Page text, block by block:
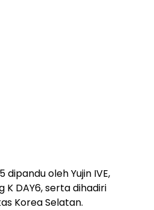
dipandu oleh Yujin IVE,
K DAY6, serta dihadiri
Korea Selatan.